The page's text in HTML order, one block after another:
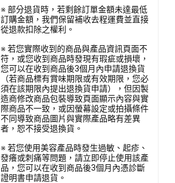
※ 部分退貨時，若剩餘訂單金額未達最低
訂購金額，我們保留補收去程運費並直接
從退款扣除之權利。
※ 若您實際收到的商品與產品資訊頁面不
符，或您收到商品時發現有瑕疵或損壞，
您可以在收到商品後3個月內申請退換貨
（若商品標有賞味期限或有效期限，您必
須在該期限內提出退換貨申請），但因製
造商修改商品包裝導致頁面顯示內容與實
際商品不一致，或因螢幕設定或拍攝條件
不同導致商品圖片與實際產品略有差異
者，恕不接受退換貨。
※ 若您使用美容產品時發生過敏、起疹、
發癢或刺痛等問題，請立即停止使用該產
品，您可以在收到商品後3個月內憑診斷
證明書申請退貨。